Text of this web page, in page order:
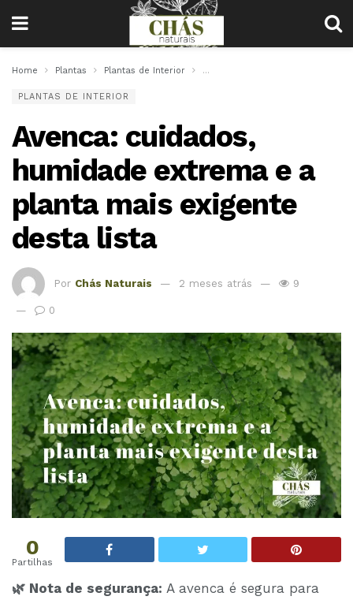
Home Plantas Plantas de Interior Avenca: cuidados, humidade
PLANTAS DE INTERIOR
Avenca: cuidados,
humidade extrema e a
planta mais exigente
desta lista
Por Chás Naturais 2 meses atrás 9
0
0
Partilhas
🌿 Nota de segurança: A avenca é segura para